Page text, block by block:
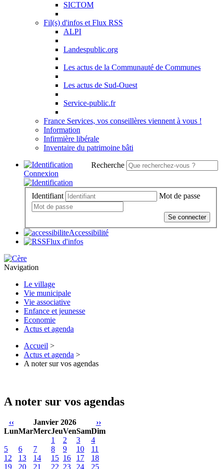
SICTOM
Fil(s) d'infos et Flux RSS
ALPI
Landespublic.org
Les actus de la Communauté de Communes
Les actus de Sud-Ouest
Service-public.fr
France Services, vos conseillères viennent à vous !
Information
Infirmière libérale
Inventaire du patrimoine bâti
Recherche
Connexion
Identifiant Mot de passe
Se connecter
Accessibilité
Flux d'infos
Navigation
Le village
Vie municipale
Vie associative
Enfance et jeunesse
Economie
Actus et agenda
Accueil >
Actus et agenda >
A noter sur vos agendas
A noter sur vos agendas
‹‹ Janvier 2026
››
LunMarMercJeuVenSamDim
1
2 3
4
5
6 7 8 9 10
11
12
13 14 15 16 17
18
19
20 21 22 23 24 25